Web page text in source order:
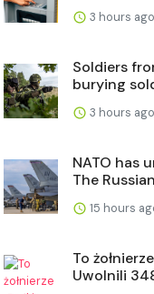
3 hours ago
Soldiers
burying
3 hours ago
NATO has
The
15 hours
To
Uwolnili